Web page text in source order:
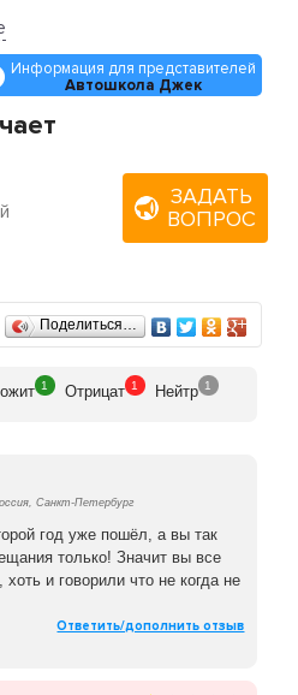
при обучении.
качественного
и психологического
всего учебного процесса.
самые вежливые и
подготовиться к
и с легкостью сдать
Информация для представителей
Автошкола Джек
ЗАДАТЬ
ВОПРОС
Поделиться…
1 Отрицат 1 Нейтр 1
Санкт-Петербург
год уже пошёл, а вы так
только! Значит вы все
и говорили что не когда не
Ответить/дополнить отзыв